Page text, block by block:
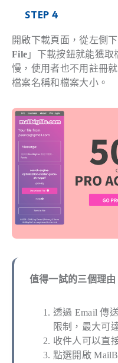
STEP 4
開啟下載頁面，從左側
File 」下載按鈕就能獲
慢，使用者也不用註冊
檔案名稱和檔案大小。
值得一試的三個理由
透過 Email 傳
限制，最大可
收件人可以直
點選開啟